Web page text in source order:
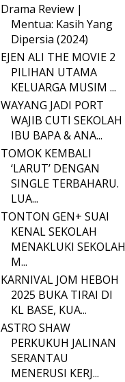
Drama Review |
Mentua: Kasih Yang
Dipersia (2024)
EJEN ALI THE MOVIE 2
PILIHAN UTAMA
KELUARGA MUSIM ...
WAYANG JADI PORT
WAJIB CUTI SEKOLAH
IBU BAPA & ANA...
TOMOK KEMBALI
‘LARUT’ DENGAN
SINGLE TERBAHARU.
LUA...
TONTON GEN+ SUAI
KENAL SEKOLAH
MENAKLUKI SEKOLAH
M...
KARNIVAL JOM HEBOH
2025 BUKA TIRAI DI
KL BASE, KUA...
ASTRO SHAW
PERKUKUH JALINAN
SERANTAU
MENERUSI KERJ...